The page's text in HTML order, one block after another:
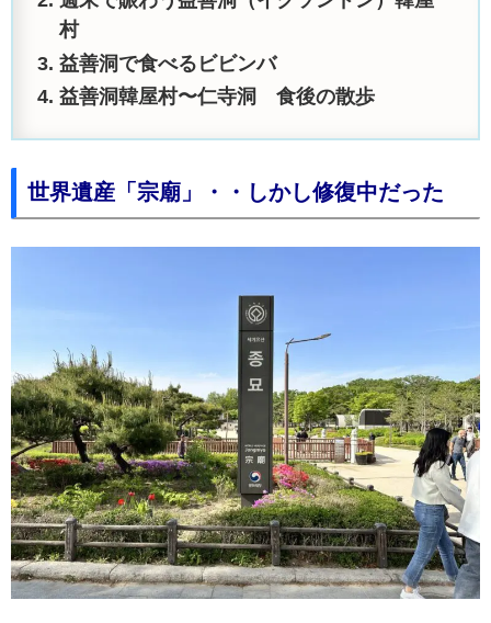
村
益善洞で食べるビビンバ
益善洞韓屋村〜仁寺洞 食後の散歩
世界遺産「宗廟」・・しかし修復中だった